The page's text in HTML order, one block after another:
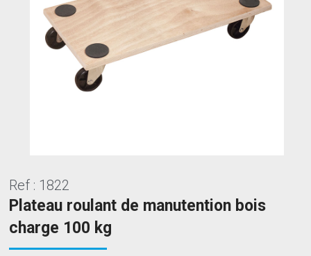
Ref : 1822
Plateau roulant de manutention bois
charge 100 kg